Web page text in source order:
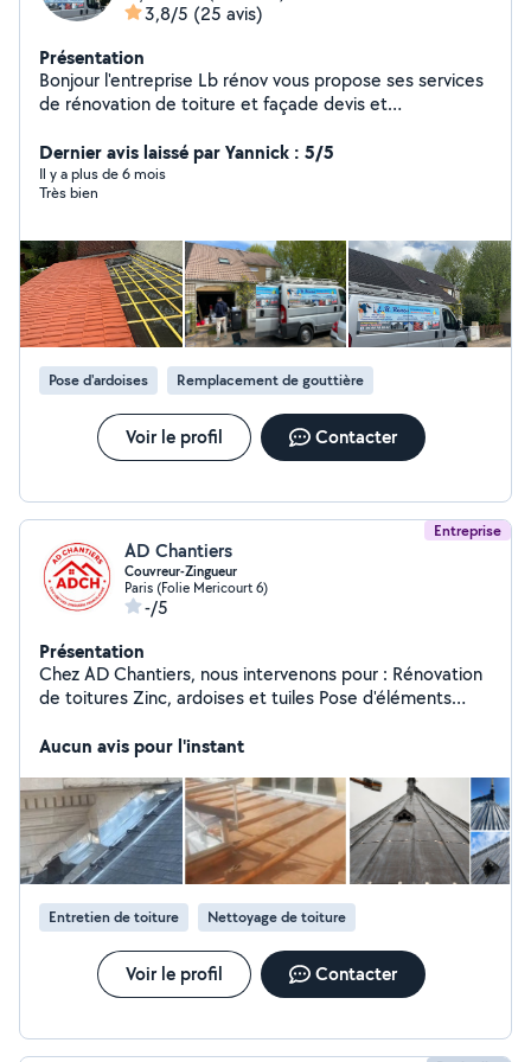
3,8/5 (25 avis)
Présentation
Bonjour l'entreprise Lb rénov vous propose ses services
de rénovation de toiture et façade devis et
pour obtenir votre devis gratuit sous 24h
Dernier avis laissé par Yannick : 5/5
Il y a plus de 6 mois
Très bien
Pose d'ardoises Remplacement de gouttière
Voir le profil Contacter
Entreprise
AD Chantiers
Couvreur-Zingueur
Paris (Folie Mericourt 6)
-/5
Présentation
Chez AD Chantiers, nous intervenons pour : Rénovation
de toitures Zinc, ardoises et tuiles Pose d'éléments
Entretien et démoussage de toiture Pose de Velux et
avez un projet ou besoin d'un avis professionnel ?
Contactez-nous pour une étude personnalisée.
Aucun avis pour l'instant
Entretien de toiture Nettoyage de toiture
Voir le profil Contacter